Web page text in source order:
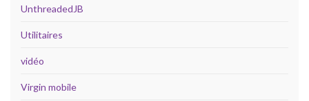
UnthreadedJB
Utilitaires
vidéo
Virgin mobile